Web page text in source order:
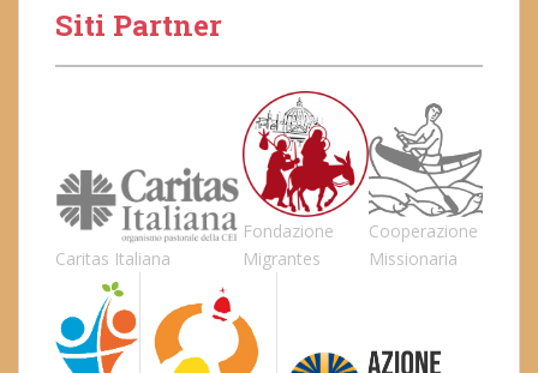
Siti Partner
Caritas Italiana
Fondazione
Migrantes
Cooperazione
Missionaria